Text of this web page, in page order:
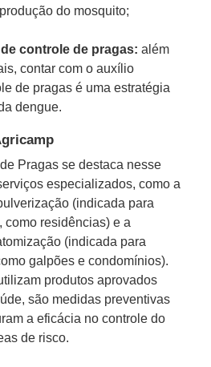
do mosquito;
controle de pragas: além
contar com o auxílio
de pragas é uma estratégia
dengue.
Pragas se destaca nesse
especializados, como a
(indicada para
como residências) e a
(indicada para
galpões e condomínios).
produtos aprovados
são medidas preventivas
a eficácia no controle do
de risco.